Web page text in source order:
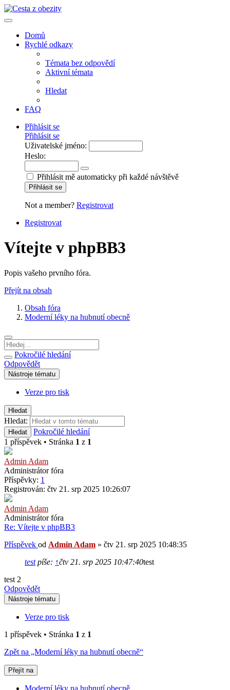
Domů
Rychlé odkazy
Témata bez odpovědí
Aktivní témata
Hledat
FAQ
Přihlásit se
Přihlásit se
Uživatelské jméno:
Heslo:
Přihlásit mě automaticky při každé návštěvě
Přihlásit se
Not a member? Registrovat
Registrovat
Vítejte v phpBB3
Popis vašeho prvního fóra.
Přejít na obsah
Obsah fóra
Moderní léky na hubnutí obecně
Pokročilé hledání
Odpovědět
Nástroje tématu
Verze pro tisk
Hledat
Hledat:
Hledat
Pokročilé hledání
1 příspěvek • Stránka 1 z 1
Admin Adam
Administrátor fóra
Příspěvky: 1
Registrován: čtv 21. srp 2025 10:26:07
Admin Adam
Administrátor fóra
Re: Vítejte v phpBB3
Příspěvek od Admin Adam » čtv 21. srp 2025 10:48:35
testpíše: ↑čtv 21. srp 2025 10:47:40test
test 2
Odpovědět
Nástroje tématu
Verze pro tisk
1 příspěvek • Stránka 1 z 1
Zpět na „Moderní léky na hubnutí obecně“
Přejít na
Moderní léky na hubnutí obecně